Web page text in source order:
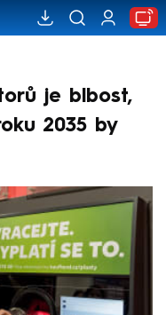
je blbost,
2035 by